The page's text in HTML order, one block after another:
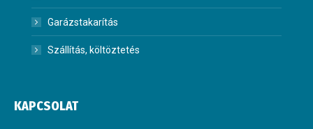
Garázstakarítás
Szállítás, költöztetés
KAPCSOLAT